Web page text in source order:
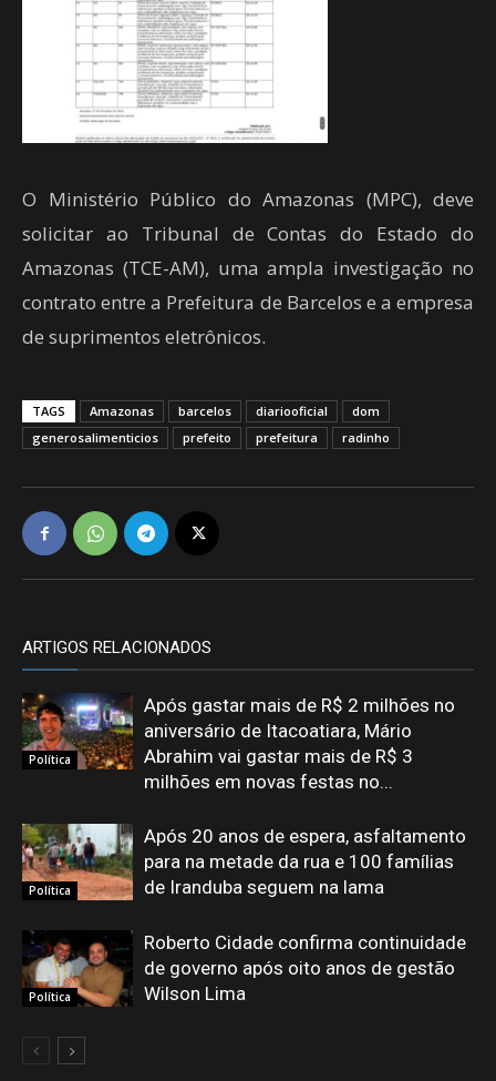
O Ministério Público do Amazonas (MPC), deve
solicitar ao Tribunal de Contas do Estado do
Amazonas (TCE-AM), uma ampla investigação no
contrato entre a Prefeitura de Barcelos e a empresa
de suprimentos eletrônicos.
TAGS Amazonas barcelos diariooficial
dom
generosalimenticios
prefeito prefeitura radinho
ARTIGOS RELACIONADOS
Política
Após gastar mais de R$ 2 milhões no
aniversário de Itacoatiara, Mário
Abrahim vai gastar mais de R$ 3
milhões em novas festas no...
Política
Após 20 anos de espera, asfaltamento
para na metade da rua e 100 famílias
de Iranduba seguem na lama
Política
Roberto Cidade confirma continuidade
de governo após oito anos de gestão
Wilson Lima